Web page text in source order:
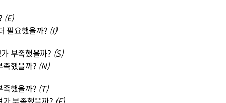
(E)
필요했을까? (I)
가 부족했을까? (S)
했을까? (N)
족했을까? (T)